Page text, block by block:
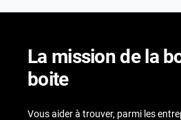
La mission de la
boite
Vous aider à trouver, parmi les